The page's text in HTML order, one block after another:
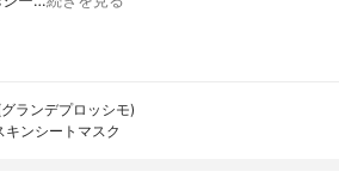
ランデプロッシモ)
ンシートマスク